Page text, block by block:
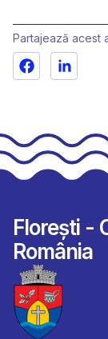
Partajează acest
Florești -
România